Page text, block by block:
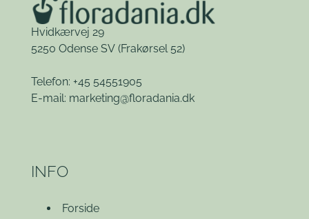
Hvidkærvej 29
5250 Odense SV (Frakørsel 52)
Telefon: +45 54551905
E-mail: marketing@floradania.dk
INFO
Forside